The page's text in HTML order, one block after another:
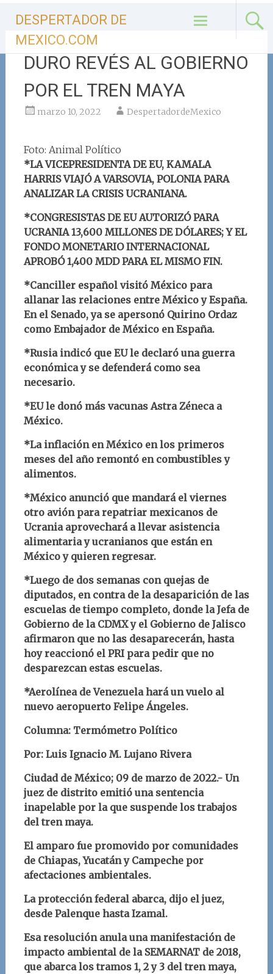
contenido
DESPERTADOR DE
MEXICO.COM
DURO REVÉS AL GOBIERNO
POR EL TREN MAYA
marzo 10, 2022 DespertadordeMexico
Foto: Animal Político
*LA VICEPRESIDENTA DE EU, KAMALA
HARRIS VIAJÓ A VARSOVIA, POLONIA PARA
ANALIZAR LA CRISIS UCRANIANA.
*CONGRESISTAS DE EU AUTORIZÓ PARA
UCRANIA 13,600 MILLONES DE DÓLARES; Y EL
FONDO MONETARIO INTERNACIONAL
APROBÓ 1,400 MDD PARA EL MISMO FIN.
*Canciller español visitó México para
allanar las relaciones entre México y España.
En el Senado, ya se apersonó Quirino Ordaz
como Embajador de México en España.
*Rusia indicó que EU le declaró una guerra
económica y se defenderá como sea
necesario.
*EU le donó más vacunas Astra Zéneca a
México.
*La inflación en México en los primeros
meses del año remontó en combustibles y
alimentos.
*México anunció que mandará el viernes
otro avión para repatriar mexicanos de
Ucrania aprovechará a llevar asistencia
alimentaria y ucranianos que están en
México y quieren regresar.
*Luego de dos semanas con quejas de
diputados, en contra de la desaparición de las
escuelas de tiempo completo, donde la Jefa de
Gobierno de la CDMX y el Gobierno de Jalisco
afirmaron que no las desaparecerán, hasta
hoy reaccionó el PRI para pedir que no
desparezcan estas escuelas.
*Aerolínea de Venezuela hará un vuelo al
nuevo aeropuerto Felipe Ángeles.
Columna: Termómetro Político
Por: Luis Ignacio M. Lujano Rivera
Ciudad de México; 09 de marzo de 2022.- Un
juez de distrito emitió una sentencia
inapelable por la que suspende los trabajos
del tren maya.
El amparo fue promovido por comunidades
de Chiapas, Yucatán y Campeche por
afectaciones ambientales.
La protección federal abarca, dijo el juez,
desde Palenque hasta Izamal.
Esa resolución anula una manifestación de
impacto ambiental de la SEMARNAT de 2018,
que abarca los tramos 1, 2 y 3 del tren maya,